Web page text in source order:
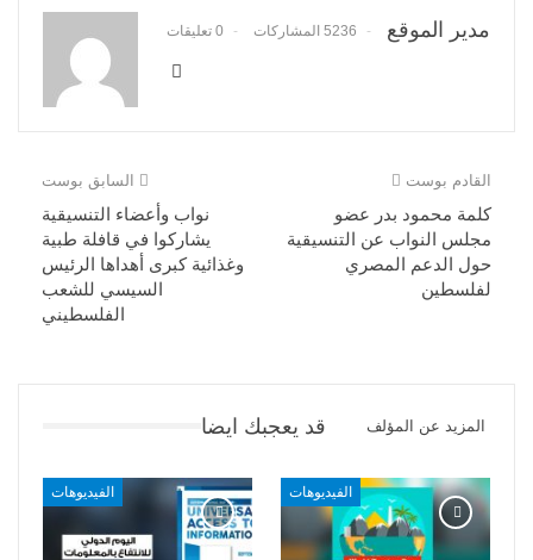
مدير الموقع 5236 المشاركات 0 تعليقات
السابق بوست
نواب وأعضاء التنسيقية
يشاركوا في قافلة طبية
وغذائية كبرى أهداها الرئيس
السيسي للشعب
الفلسطيني
القادم بوست
كلمة محمود بدر عضو
مجلس النواب عن التنسيقية
حول الدعم المصري
لفلسطين
قد يعجبك ايضا المزيد عن المؤلف
الفيديوهات الفيديوهات